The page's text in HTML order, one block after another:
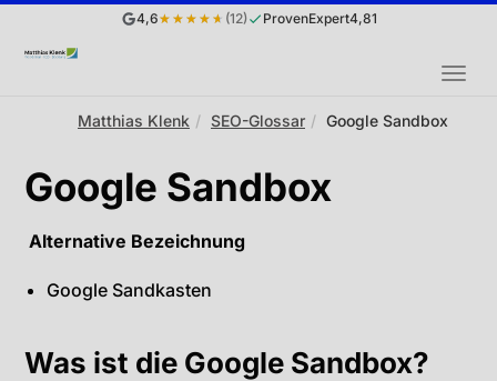
4,6★★★★★ (12) ProvenExpert4,81
hier:
Matthias Klenk SEO-Glossar Google Sandbox
Google Sandbox
Alternative Bezeichnung
Google Sandkasten
Was ist die Google Sandbox?